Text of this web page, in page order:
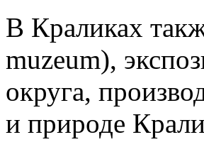
В Краликах
muzeum),
округа,
и природе